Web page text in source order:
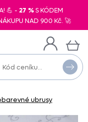
💪 - 27 %S KÓDEM
NAD 900 Kč. 🚀
ubrusy